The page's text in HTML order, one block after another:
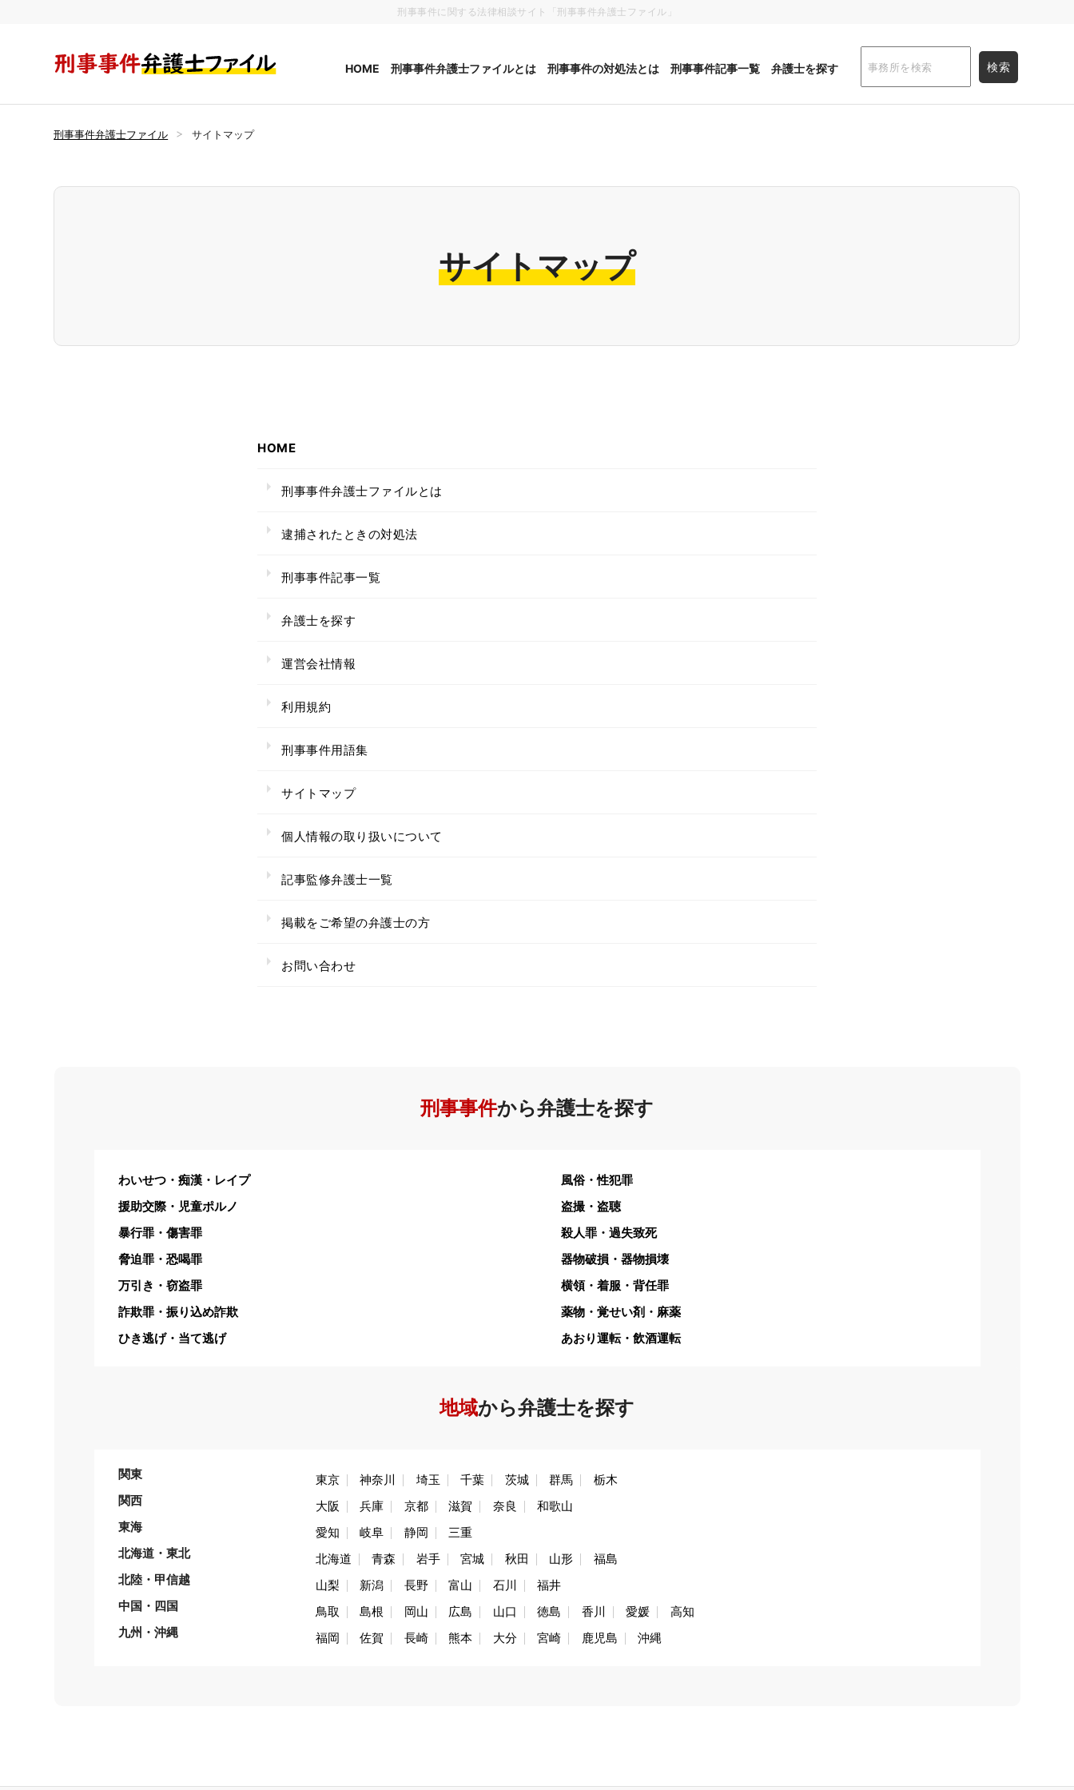
刑事事件に関する法律相談サイト「刑事事件弁護士ファイル」
刑事事件弁護士ファイル
HOME 刑事事件弁護士ファイルとは 刑事事件の対処法とは 刑事事件記事一覧 弁護士を探す
刑事事件弁護士ファイル サイトマップ
サイトマップ
HOME
刑事事件弁護士ファイルとは
逮捕されたときの対処法
刑事事件記事一覧
弁護士を探す
運営会社情報
利用規約
刑事事件用語集
サイトマップ
個人情報の取り扱いについて
記事監修弁護士一覧
掲載をご希望の弁護士の方
お問い合わせ
刑事事件から弁護士を探す
わいせつ・痴漢・レイプ
風俗・性犯罪
援助交際・児童ポルノ
盗撮・盗聴
暴行罪・傷害罪
殺人罪・過失致死
脅迫罪・恐喝罪
器物破損・器物損壊
万引き・窃盗罪
横領・着服・背任罪
詐欺罪・振り込め詐欺
薬物・覚せい剤・麻薬
ひき逃げ・当て逃げ
あおり運転・飲酒運転
地域から弁護士を探す
関東 東京 神奈川 埼玉 千葉 茨城 群馬
栃木
関西
大阪 兵庫 京都 滋賀 奈良
和歌山
東海
愛知 岐阜 静岡
三重
北海道・東北
北海道 青森 岩手 宮城 秋田 山形
福島
北陸・甲信越
山梨 新潟 長野 富山 石川
福井
中国・四国
鳥取 島根 岡山 広島 山口 徳島 香川 愛媛
高知
九州・沖縄
福岡 佐賀 長崎 熊本 大分 宮崎 鹿児島 沖縄